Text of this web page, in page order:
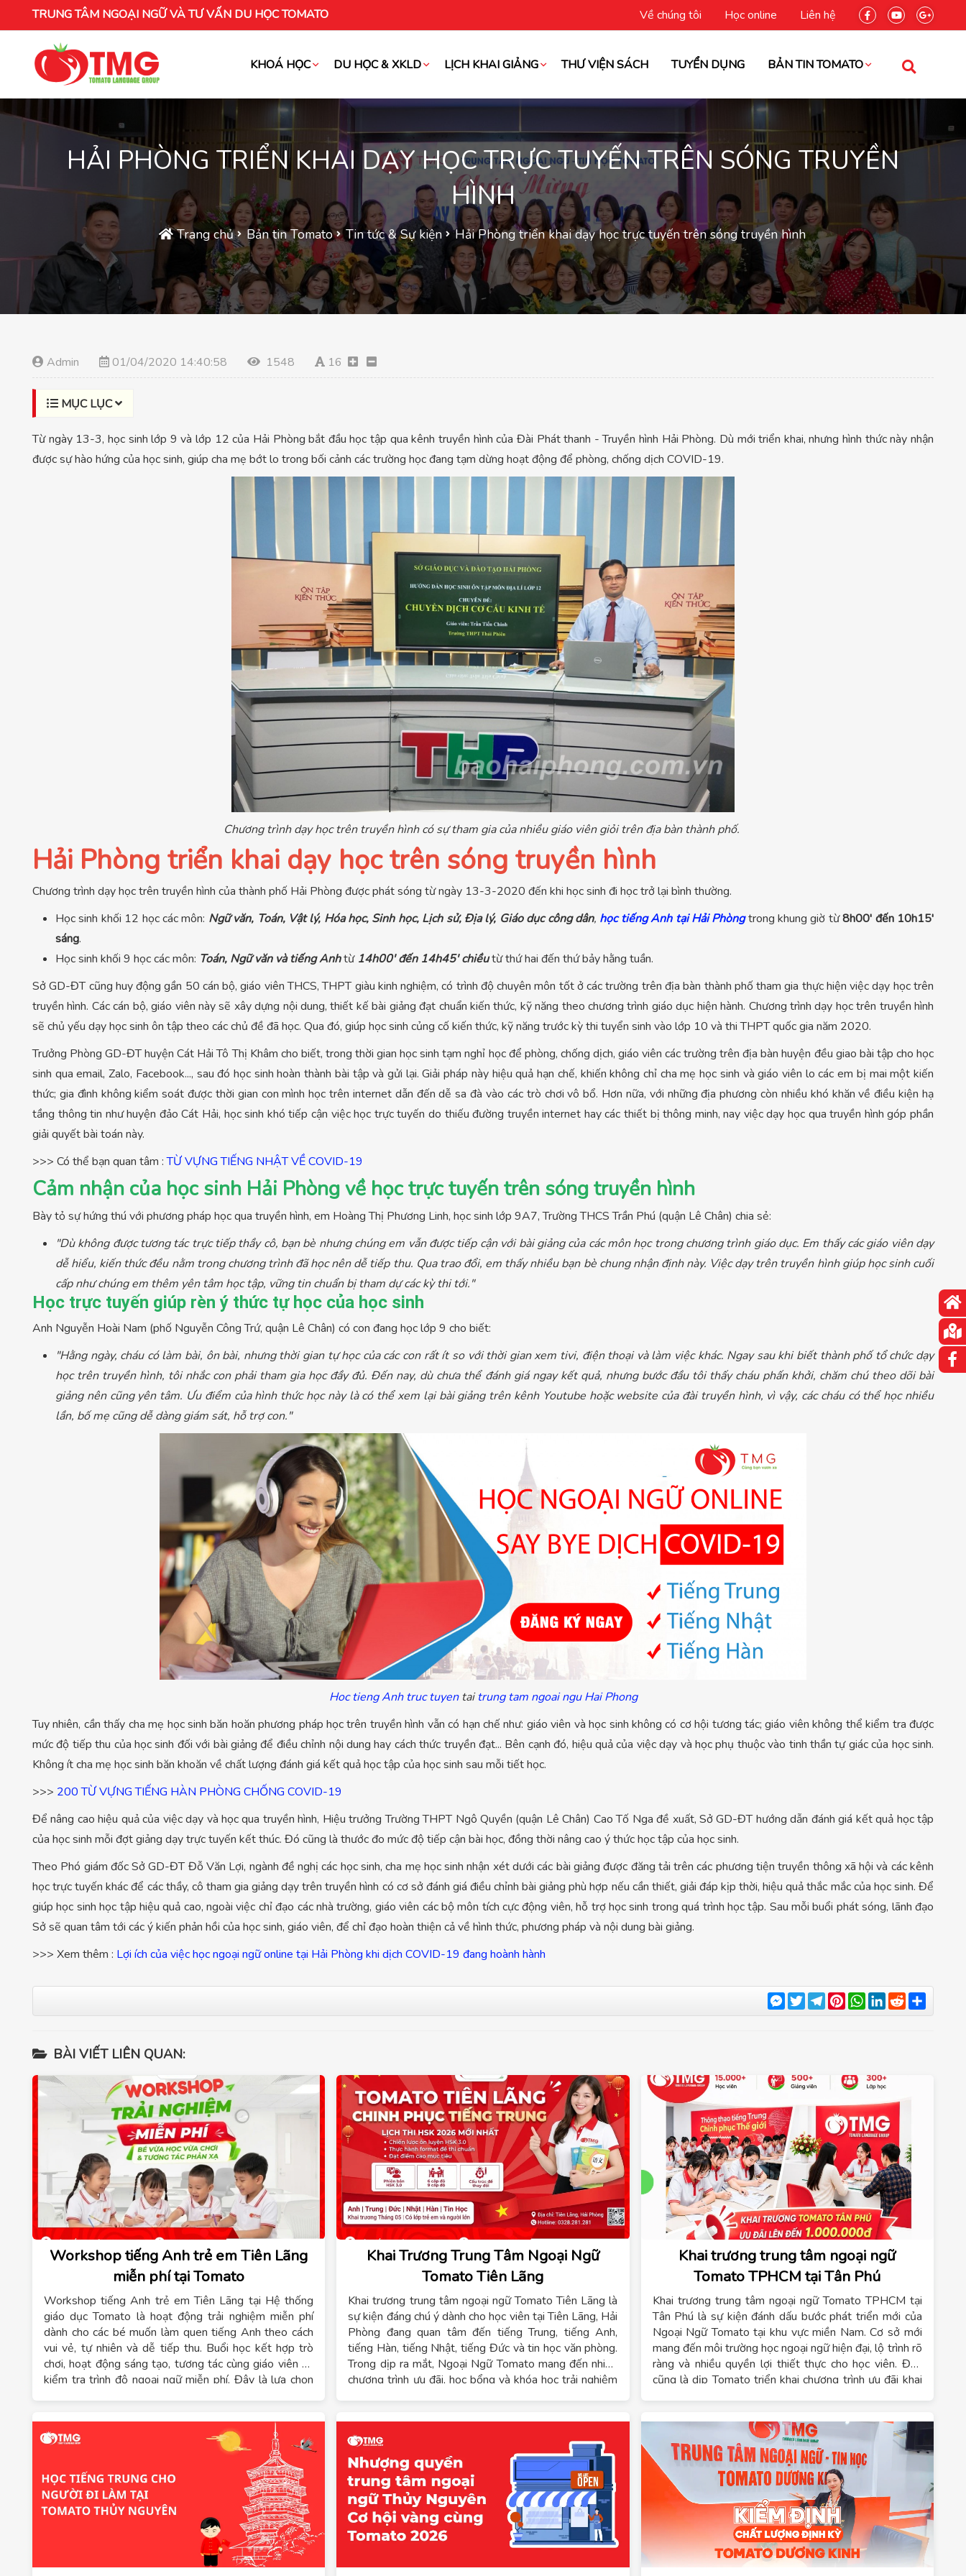
TRUNG TÂM NGOẠI NGỮ VÀ TƯ VẤN DU HỌC TOMATO Về chúng tôi Học online Liên hệ
KHOÁ HỌC DU HỌC & XKLD LỊCH KHAI GIẢNG THƯ VIỆN SÁCH TUYỂN DỤNG BẢN TIN TOMATO
HẢI PHÒNG TRIỂN KHAI DẠY HỌC TRỰC TUYẾN TRÊN SÓNG TRUYỀN
HÌNH
Trang chủ Bản tin Tomato Tin tức & Sự kiện Hải Phòng triển khai dạy học trực tuyến trên sóng truyền hình
Admin 01/04/2020 14:40:58 1548 16
MỤC LỤC
Từ ngày 13-3, học sinh lớp 9 và lớp 12 của Hải Phòng bắt đầu học tập qua kênh truyền hình của Đài Phát thanh - Truyền hình Hải Phòng. Dù mới triển khai, nhưng hình thức này nhận
được sự hào hứng của học sinh, giúp cha mẹ bớt lo trong bối cảnh các trường học đang tạm dừng hoạt động để phòng, chống dịch COVID-19.
Chương trình dạy học trên truyền hình có sự tham gia của nhiều giáo viên giỏi trên địa bàn thành phố.
Hải Phòng triển khai dạy học trên sóng truyền hình
Chương trình dạy học trên truyền hình của thành phố Hải Phòng được phát sóng từ ngày 13-3-2020 đến khi học sinh đi học trở lại bình thường.
Học sinh khối 12 học các môn: Ngữ văn, Toán, Vật lý, Hóa học, Sinh học, Lịch sử, Địa lý, Giáo dục công dân, học tiếng Anh tại Hải Phòngtrong khung giờ từ8h00' đến 10h15'
sáng.
Học sinh khối 9 học các môn: Toán, Ngữ văn và tiếng Anhtừ 14h00' đến 14h45' chiềutừ thứ hai đến thứ bảy hằng tuần.
Sở GD-ĐT cũng huy động gần 50 cán bộ, giáo viên THCS, THPT giàu kinh nghiệm, có trình độ chuyên môn tốt ở các trường trên địa bàn thành phố tham gia thực hiện việc dạy học trên
truyền hình. Các cán bộ, giáo viên này sẽ xây dựng nội dung, thiết kế bài giảng đạt chuẩn kiến thức, kỹ năng theo chương trình giáo dục hiện hành. Chương trình dạy học trên truyền hình
sẽ chủ yếu dạy học sinh ôn tập theo các chủ đề đã học. Qua đó, giúp học sinh củng cố kiến thức, kỹ năng trước kỳ thi tuyển sinh vào lớp 10 và thi THPT quốc gia năm 2020.
Trưởng Phòng GD-ĐT huyện Cát Hải Tô Thị Khâm cho biết, trong thời gian học sinh tạm nghỉ học để phòng, chống dịch, giáo viên các trường trên địa bàn huyện đều giao bài tập cho học
sinh qua email, Zalo, Facebook..., sau đó học sinh hoàn thành bài tập và gửi lại. Giải pháp này hiệu quả hạn chế, khiến không chỉ cha mẹ học sinh và giáo viên lo các em bị mai một kiến
thức; gia đình không kiểm soát được thời gian con mình học trên internet dẫn đến dễ sa đà vào các trò chơi vô bổ. Hơn nữa, với những địa phương còn nhiều khó khăn về điều kiện hạ
tầng thông tin như huyện đảo Cát Hải, học sinh khó tiếp cận việc học trực tuyến do thiếu đường truyền internet hay các thiết bị thông minh, nay việc dạy học qua truyền hình góp phần
giải quyết bài toán này.
>>> Có thể bạn quan tâm :TỪ VỰNG TIẾNG NHẬT VỀ COVID-19
Cảm nhận của học sinh Hải Phòng về học trực tuyến trên sóng truyền hình
Bày tỏ sự hứng thú với phương pháp học qua truyền hình, em Hoàng Thị Phương Linh, học sinh lớp 9A7, Trường THCS Trần Phú (quận Lê Chân) chia sẻ:
"Dù không được tương tác trực tiếp thầy cô, bạn bè nhưng chúng em vẫn được tiếp cận với bài giảng của các môn học trong chương trình giáo dục. Em thấy các giáo viên dạy
dễ hiểu, kiến thức đều nằm trong chương trình đã học nên dễ tiếp thu. Qua trao đổi, em thấy nhiều bạn bè chung nhận định này. Việc dạy trên truyền hình giúp học sinh cuối
cấp như chúng em thêm yên tâm học tập, vững tin chuẩn bị tham dự các kỳ thi tới."
Học trực tuyến giúp rèn ý thức tự học của học sinh
Anh Nguyễn Hoài Nam (phố Nguyễn Công Trứ, quận Lê Chân) có con đang học lớp 9 cho biết:
"Hằng ngày, cháu có làm bài, ôn bài, nhưng thời gian tự học của các con rất ít so với thời gian xem tivi, điện thoại và làm việc khác. Ngay sau khi biết thành phố tổ chức dạy
học trên truyền hình, tôi nhắc con phải tham gia học đầy đủ. Đến nay, dù chưa thể đánh giá ngay kết quả, nhưng bước đầu tôi thấy cháu phấn khởi, chăm chú theo dõi bài
giảng nên cũng yên tâm. Ưu điểm của hình thức học này là có thể xem lại bài giảng trên kênh Youtube hoặc website của đài truyền hình, vì vậy, các cháu có thể học nhiều
lần, bố mẹ cũng dễ dàng giám sát, hỗ trợ con."
Hoc tieng Anh truc tuyentaitrung tam ngoai ngu Hai Phong
Tuy nhiên, cần thấy cha mẹ học sinh băn hoăn phương pháp học trên truyền hình vẫn có hạn chế như: giáo viên và học sinh không có cơ hội tương tác; giáo viên không thể kiểm tra được
mức độ tiếp thu của học sinh đối với bài giảng để điều chỉnh nội dung hay cách thức truyền đạt... Bên cạnh đó, hiệu quả của việc dạy và học phụ thuộc vào tinh thần tự giác của học sinh.
Không ít cha mẹ học sinh băn khoăn về chất lượng đánh giá kết quả học tập của học sinh sau mỗi tiết học.
>>> 200 TỪ VỰNG TIẾNG HÀN PHÒNG CHỐNG COVID-19
Để nâng cao hiệu quả của việc dạy và học qua truyền hình, Hiệu trưởng Trường THPT Ngô Quyền (quận Lê Chân) Cao Tố Nga đề xuất, Sở GD-ĐT hướng dẫn đánh giá kết quả học tập
của học sinh mỗi đợt giảng dạy trực tuyến kết thúc. Đó cũng là thước đo mức độ tiếp cận bài học, đồng thời nâng cao ý thức học tập của học sinh.
Theo Phó giám đốc Sở GD-ĐT Đỗ Văn Lợi, ngành đề nghị các học sinh, cha mẹ học sinh nhận xét dưới các bài giảng được đăng tải trên các phương tiện truyền thông xã hội và các kênh
học trực tuyến khác để các thầy, cô tham gia giảng dạy trên truyền hình có cơ sở đánh giá điều chỉnh bài giảng phù hợp nếu cần thiết, giải đáp kịp thời, hiệu quả thắc mắc của học sinh. Để
giúp học sinh học tập hiệu quả cao, ngoài việc chỉ đạo các nhà trường, giáo viên các bộ môn tích cực động viên, hỗ trợ học sinh trong quá trình học tập. Sau mỗi buổi phát sóng, lãnh đạo
Sở sẽ quan tâm tới các ý kiến phản hồi của học sinh, giáo viên, để chỉ đạo hoàn thiện cả về hình thức, phương pháp và nội dung bài giảng.
>>> Xem thêm : Lợi ích của việc học ngoại ngữ online tại Hải Phòng khi dịch COVID-19 đang hoành hành
Messenger
TwitterTelegram
Pinterest
WhatsApp
LinkedIn
Reddit
BÀI VIẾT LIÊN QUAN:
Workshop tiếng Anh trẻ em Tiên Lãng
miễn phí tại Tomato
Workshop tiếng Anh trẻ em Tiên Lãng tại Hệ thống
giáo dục Tomato là hoạt động trải nghiệm miễn phí
dành cho các bé muốn làm quen tiếng Anh theo cách
vui vẻ, tự nhiên và dễ tiếp thu. Buổi học kết hợp trò
chơi, hoạt động sáng tạo, tương tác cùng giáo viên và
kiểm tra trình độ ngoại ngữ miễn phí. Đây là lựa chọn
Khai Trương Trung Tâm Ngoại Ngữ
Tomato Tiên Lãng
Khai trương trung tâm ngoại ngữ Tomato Tiên Lãng là
sự kiện đáng chú ý dành cho học viên tại Tiên Lãng, Hải
Phòng đang quan tâm đến tiếng Trung, tiếng Anh,
tiếng Hàn, tiếng Nhật, tiếng Đức và tin học văn phòng.
Trong dịp ra mắt, Ngoại Ngữ Tomato mang đến nhiều
chương trình ưu đãi, học bổng và khóa học trải nghiệm
Khai trương trung tâm ngoại ngữ
Tomato TPHCM tại Tân Phú
Khai trương trung tâm ngoại ngữ Tomato TPHCM tại
Tân Phú là sự kiện đánh dấu bước phát triển mới của
Ngoại Ngữ Tomato tại khu vực miền Nam. Cơ sở mới
mang đến môi trường học ngoại ngữ hiện đại, lộ trình rõ
ràng và nhiều quyền lợi thiết thực cho học viên. Đây
cũng là dịp Tomato triển khai chương trình ưu đãi khai
tiếng Nhật, tiếng Đức và tiếng Anh tại TPHCM ngày
càng tăng, việc Tomato mở cơ sở tại Tân Phú giúp học
sinh, sinh viên, phụ huynh và người đi làm có thêm lựa
chọn học tập thuận tiện hơn. Không chỉ tập trung vào
giảng dạy, Tomato còn xây dựng hệ sinh thái học tập
gắn với định hướng du học và phát triển năng lực ngoại
ngữ lâu dài.